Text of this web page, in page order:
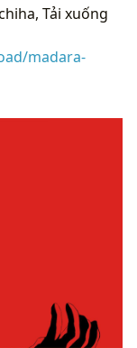
Tải xuống
madara-